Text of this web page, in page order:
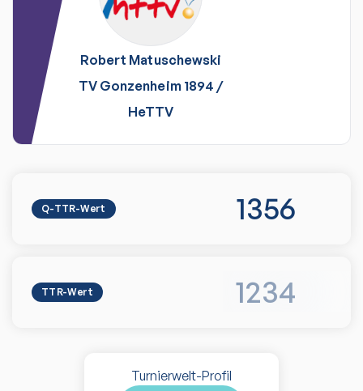
Robert Matuschewski
TV Gonzenheim 1894 /
HeTTV
Q-TTR-Wert 1356
TTR-Wert 1234
Turnierwelt-Profil